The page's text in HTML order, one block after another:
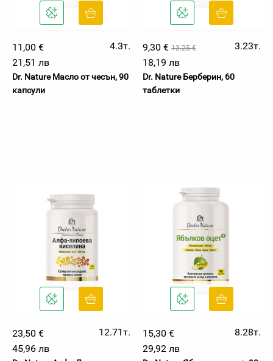
11,00 €
4.3т.
21,51 лв
Dr. Nature Масло от чесън, 90
капсули
9,30 € 13.25 €
3.23т.
18,19 лв
Dr. Nature Берберин, 60
таблетки
23,50 €
12.71т.
45,96 лв
15,30 €
8.28т.
29,92 лв